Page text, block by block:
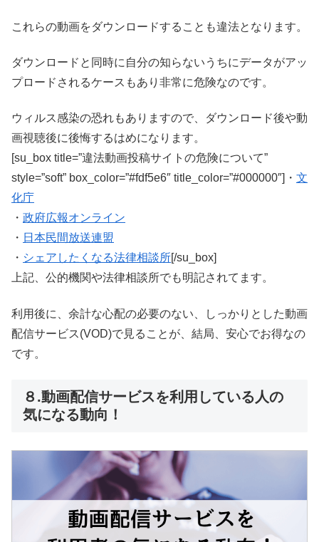
これらの動画をダウンロードすることも違法となります。
ダウンロードと同時に自分の知らないうちにデータがアッ
プロードされるケースもあり非常に危険なのです。
ウィルス感染の恐れもありますので、ダウンロード後や動
画視聴後に後悔するはめになります。
[su_box title=”違法動画投稿サイトの危険について”
style=”soft” box_color=”#fdf5e6″ title_color=”#000000″]・ 文
化庁
・ 政府広報オンライン
・ 日本民間放送連盟
・ シェアしたくなる法律相談所 [/su_box]
上記、公的機関や法律相談所でも明記されてます。
利用後に、余計な心配の必要のない、しっかりとした動画
配信サービス(VOD)で見ることが、結局、安心でお得なの
です。
８.動画配信サービスを利用している人の
気になる動向！